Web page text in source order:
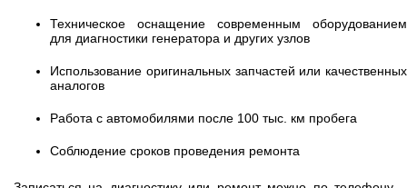
Техническое оснащение современным оборудованием
для диагностики генератора и других узлов
Использование оригинальных запчастей или качественных
аналогов
Работа с автомобилями после 100 тыс. км пробега
Соблюдение сроков проведения ремонта